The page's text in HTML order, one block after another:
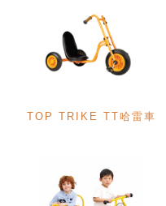
TOP TRIKE TT哈雷車